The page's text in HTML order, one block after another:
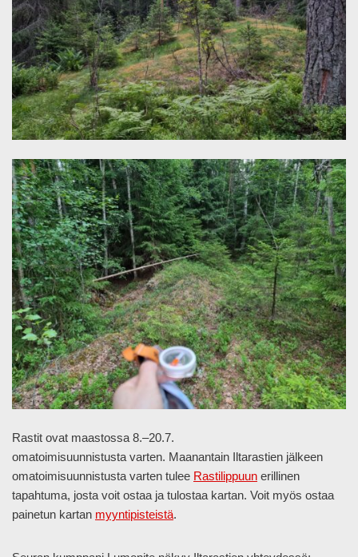
Rastit ovat maastossa 8.–20.7.
omatoimisuunnistusta varten. Maanantain Iltarastien jälkeen
omatoimisuunnistusta varten tulee Rastilippuun erillinen
tapahtuma, josta voit ostaa ja tulostaa kartan. Voit myös ostaa
painetun kartan myyntipisteistä.